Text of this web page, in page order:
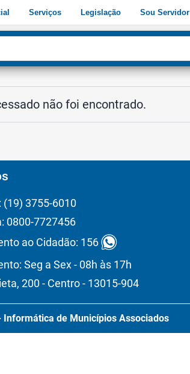
Serviços Legislação Sou Servidor
não foi encontrado.
(19) 3755-6010
0800-7727456
ao Cidadão: 156
Seg a Sex - 08h às 17h
200 - Centro - 13015-904
Informática de Municípios Associados